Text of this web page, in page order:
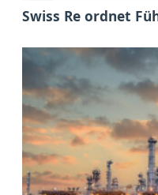
Swiss Re ordnet